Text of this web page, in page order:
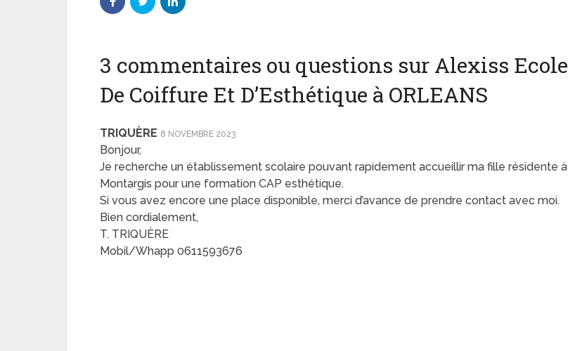
3 commentaires ou questions sur Alexiss Ecole
De Coiffure Et D’Esthétique à ORLEANS
TRIQUÈRE 8 NOVEMBRE 2023
Bonjour,
Je recherche un établissement scolaire pouvant rapidement accueillir ma fille résidente à
Montargis pour une formation CAP esthétique.
Si vous avez encore une place disponible, merci d’avance de prendre contact avec moi.
Bien cordialement,
T. TRIQUÈRE
Mobil/Whapp 0611593676